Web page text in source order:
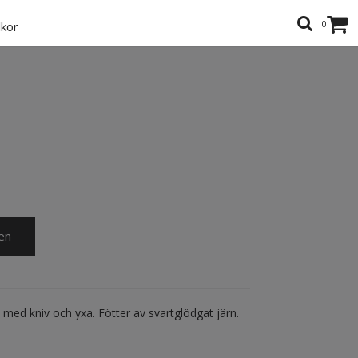
kniv och yxa. Fötter av svartglödgat järn.
0